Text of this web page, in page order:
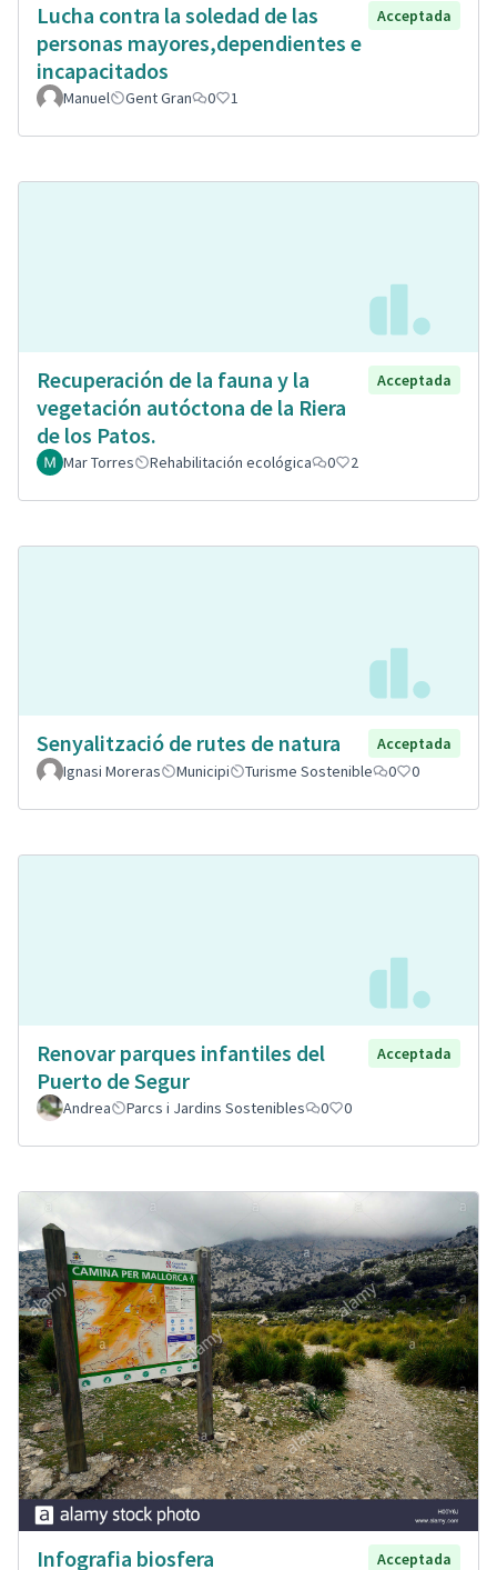
Lucha contra la soledad de las
personas mayores,dependientes e
incapacitados
Acceptada
Manuel Gent Gran 0 1
Recuperación de la fauna y la
vegetación autóctona de la Riera
de los Patos.
Acceptada
Mar Torres Rehabilitación ecológica 0 2
Senyalització de rutes de natura
Acceptada
Ignasi Moreras
Municipi Turisme Sostenible 0 0
Renovar parques infantiles del
Puerto de Segur
Acceptada
Andrea Parcs i Jardins Sostenibles 0 0
Infografia biosfera
Acceptada